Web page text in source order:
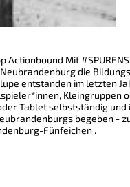
Actionbound Mit
die
entstanden im letzten
Kleingruppen
Tablet selbstständig
begeben -
Fünfeichen .